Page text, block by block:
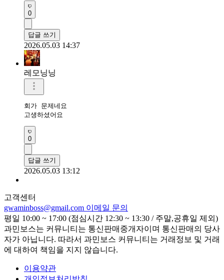
0
답글 쓰기
2026.05.03 14:37
레모닝닝
회가 문제네요
고생하셨어요
0
답글 쓰기
2026.05.03 13:12
고객센터
gwaminboss@gmail.com 이메일 문의
평일 10:00 ~ 17:00 (점심시간 12:30 ~ 13:30 / 주말,공휴일 제외)
과민보스는 커뮤니티는 통신판매중개자이며 통신판매의 당사
자가 아닙니다. 따라서 과민보스 커뮤니티는 거래정보 및 거래
에 대하여 책임을 지지 않습니다.
이용약관